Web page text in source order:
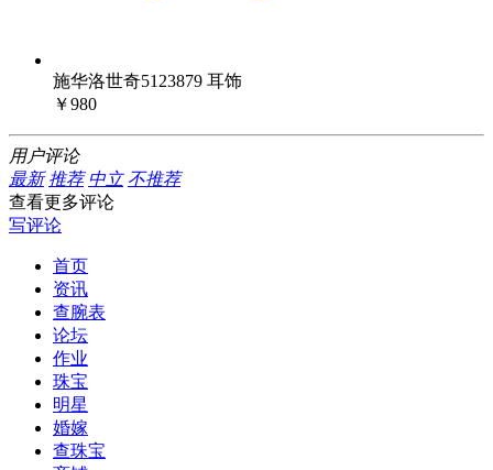
施华洛世奇5123879 耳饰
￥980
用户评论
最新 推荐 中立 不推荐
查看更多评论
写评论
首页
资讯
查腕表
论坛
作业
珠宝
明星
婚嫁
查珠宝